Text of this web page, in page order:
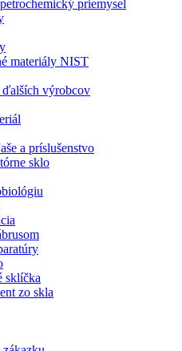
priemysel
materiály NIST
ďalších výrobcov
a príslušenstvo
sklo
sklíčka
zo skla